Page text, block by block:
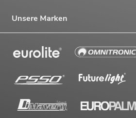
Unsere Marken